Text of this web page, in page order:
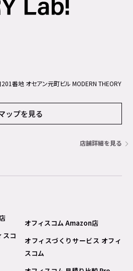
番地 オセアン元町ビル MODERN THEORY
ップを見る
店舗詳細を見る
スコ
オフィスコム Amazon店
オフィスづくりサービス オフィ
スコム